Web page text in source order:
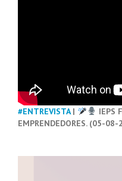
#ENTREVISTA|
IEPS
EMPRENDEDORES. (05-08-